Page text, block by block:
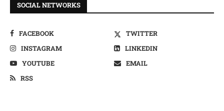
SOCIAL NETWORKS
FACEBOOK
TWITTER
INSTAGRAM
LINKEDIN
YOUTUBE
EMAIL
RSS